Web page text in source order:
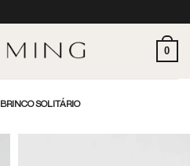
0
BRINCO SOLITÁRIO